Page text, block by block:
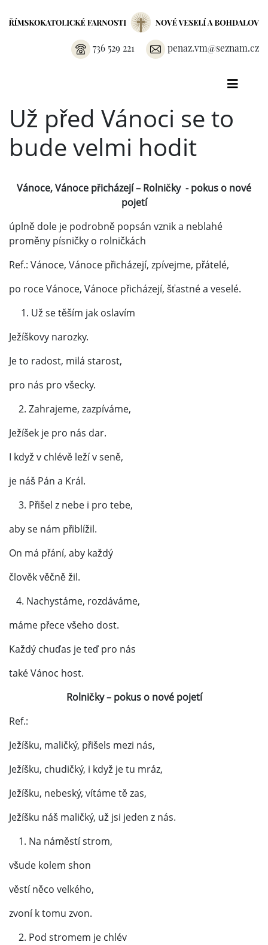
736 529 221 penaz.vm@seznam.cz
Už před Vánoci se to
bude velmi hodit
Vánoce, Vánoce přicházejí – Rolničky - pokus o nové
pojetí
úplně dole je podrobně popsán vznik a neblahé
proměny písničky o rolničkách
Ref.: Vánoce, Vánoce přicházejí, zpívejme, přátelé,
po roce Vánoce, Vánoce přicházejí, šťastné a veselé.
1. Už se těším jak oslavím
Ježíškovy narozky.
Je to radost, milá starost,
pro nás pro všecky.
2. Zahrajeme, zazpíváme,
Ježíšek je pro nás dar.
I když v chlévě leží v seně,
je náš Pán a Král.
3. Přišel z nebe i pro tebe,
aby se nám přiblížil.
On má přání, aby každý
člověk věčně žil.
4. Nachystáme, rozdáváme,
máme přece všeho dost.
Každý chuďas je teď pro nás
také Vánoc host.
Rolničky – pokus o nové pojetí
Ref.:
Ježíšku, maličký, přišels mezi nás,
Ježíšku, chudičký, i když je tu mráz,
Ježíšku, nebeský, vítáme tě zas,
Ježíšku náš maličký, už jsi jeden z nás.
1. Na náměstí strom,
všude kolem shon
věstí něco velkého,
zvoní k tomu zvon.
2. Pod stromem je chlév